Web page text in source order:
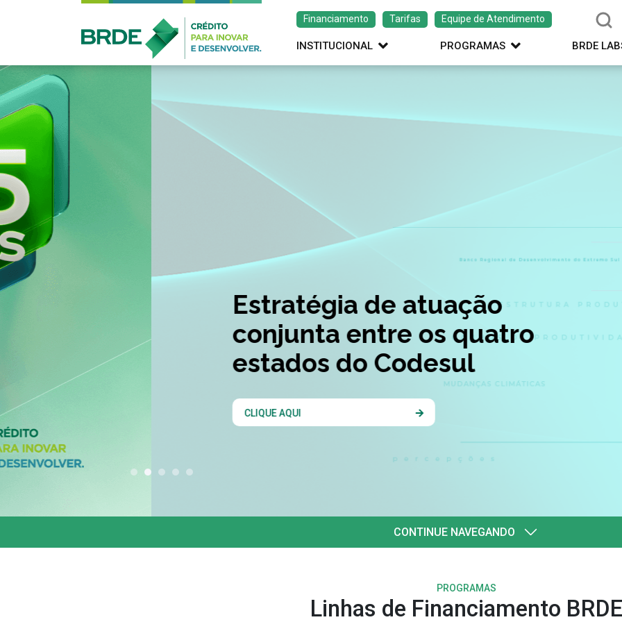
Financiamento Tarifas Equipe de Atendimento
INSTITUCIONAL PROGRAMAS BRDE
Estratégia de atuação
conjunta entre os quatro
estados do Codesul
CONTINUE NAVEGANDO
PROGRAMAS
Linhas de Financiamento BRDE